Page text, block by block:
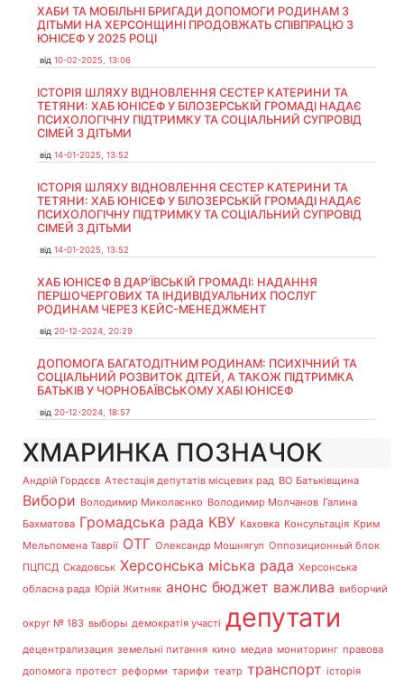
ХАБИ ТА МОБІЛЬНІ БРИГАДИ ДОПОМОГИ РОДИНАМ З
ДІТЬМИ НА ХЕРСОНЩИНІ ПРОДОВЖАТЬ СПІВПРАЦЮ З
ЮНІСЕФ У 2025 РОЦІ
від 10-02-2025, 13:06
ІСТОРІЯ ШЛЯХУ ВІДНОВЛЕННЯ СЕСТЕР КАТЕРИНИ ТА
ТЕТЯНИ: ХАБ ЮНІСЕФ У БІЛОЗЕРСЬКІЙ ГРОМАДІ НАДАЄ
ПСИХОЛОГІЧНУ ПІДТРИМКУ ТА СОЦІАЛЬНИЙ СУПРОВІД
СІМЕЙ З ДІТЬМИ
від 14-01-2025, 13:52
ІСТОРІЯ ШЛЯХУ ВІДНОВЛЕННЯ СЕСТЕР КАТЕРИНИ ТА
ТЕТЯНИ: ХАБ ЮНІСЕФ У БІЛОЗЕРСЬКІЙ ГРОМАДІ НАДАЄ
ПСИХОЛОГІЧНУ ПІДТРИМКУ ТА СОЦІАЛЬНИЙ СУПРОВІД
СІМЕЙ З ДІТЬМИ
від 14-01-2025, 13:52
ХАБ ЮНІСЕФ В ДАР’ЇВСЬКІЙ ГРОМАДІ: НАДАННЯ
ПЕРШОЧЕРГОВИХ ТА ІНДИВІДУАЛЬНИХ ПОСЛУГ
РОДИНАМ ЧЕРЕЗ КЕЙС-МЕНЕДЖМЕНТ
від 20-12-2024, 20:29
ДОПОМОГА БАГАТОДІТНИМ РОДИНАМ: ПСИХІЧНИЙ ТА
СОЦІАЛЬНИЙ РОЗВИТОК ДІТЕЙ, А ТАКОЖ ПІДТРИМКА
БАТЬКІВ У ЧОРНОБАЇВСЬКОМУ ХАБІ ЮНІСЕФ
від 20-12-2024, 18:57
ХМАРИНКА ПОЗНАЧОК
Андрій Гордєєв Атестація депутатів місцевих рад ВО Батьківщина
Вибори Володимир Миколаєнко Володимир Молчанов Галина
Бахматова Громадська рада КВУ Каховка Консультація Крим
Мельпомена Таврії ОТГ Олександр Мошнягул Оппозиционный блок
ПЦПСД Скадовськ Херсонська міська рада Херсонська
обласна рада Юрій Житняк анонс бюджет важлива виборчий
округ № 183 выборы демократія участі депутати
децентрализация земельні питання кино медиа мониторинг правова
допомога протест реформи тарифи театр транспорт історія